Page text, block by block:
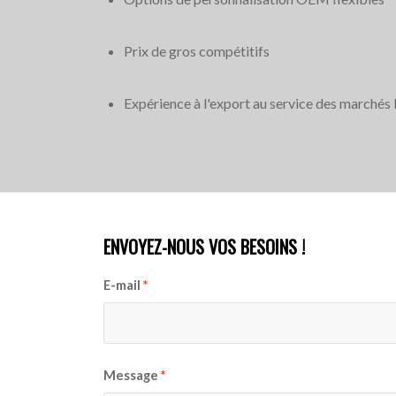
Prix de gros compétitifs
Expérience à l'export au service des
ENVOYEZ-NOUS VOS BESOINS !
E-mail*
Message*